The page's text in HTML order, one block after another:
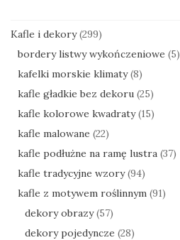
Kafle i dekory (299)
bordery listwy wykończeniowe (5)
kafelki morskie klimaty (8)
kafle gładkie bez dekoru (25)
kafle kolorowe kwadraty (15)
kafle malowane (22)
kafle podłużne na ramę lustra (37)
kafle tradycyjne wzory (94)
kafle z motywem roślinnym (91)
dekory obrazy (57)
dekory pojedyncze (28)